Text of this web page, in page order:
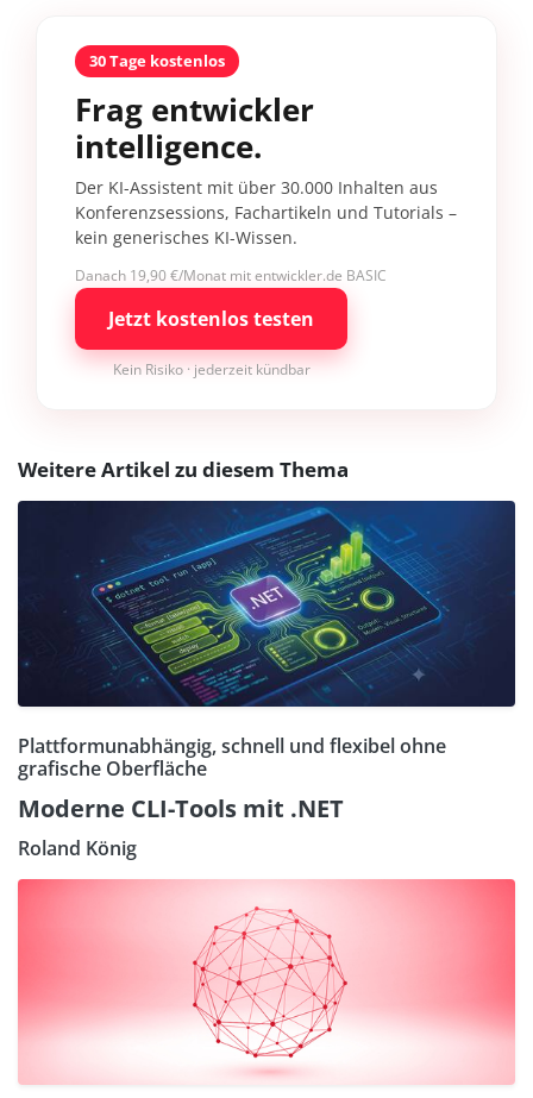
30 Tage kostenlos
Frag entwickler
intelligence.
Der KI-Assistent mit über 30.000 Inhalten aus
Konferenzsessions, Fachartikeln und Tutorials –
kein generisches KI-Wissen.
Danach 19,90 €/Monat mit entwickler.de BASIC
Jetzt kostenlos testen
Kein Risiko · jederzeit kündbar
Weitere Artikel zu diesem Thema
Plattformunabhängig, schnell und flexibel ohne
grafische Oberfläche
Moderne CLI-Tools mit .NET
Roland König